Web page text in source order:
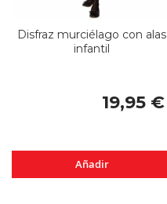
Disfraz murciélago con alas
infantil
19,95 €
Añadir